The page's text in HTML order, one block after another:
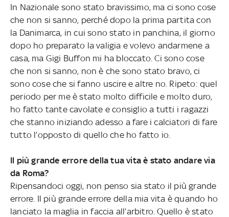
In Nazionale sono stato bravissimo, ma ci sono cose
che non si sanno, perché dopo la prima partita con
la Danimarca, in cui sono stato in panchina, il giorno
dopo ho preparato la valigia e volevo andarmene a
casa, ma Gigi Buffon mi ha bloccato. Ci sono cose
che non si sanno, non è che sono stato bravo, ci
sono cose che si fanno uscire e altre no. Ripeto: quel
periodo per me è stato molto difficile e molto duro,
ho fatto tante cavolate e consiglio a tutti i ragazzi
che stanno iniziando adesso a fare i calciatori di fare
tutto l’opposto di quello che ho fatto io.
Il più grande errore della tua vita è stato andare via
da Roma?
Ripensandoci oggi, non penso sia stato il più grande
errore. Il più grande errore della mia vita è quando ho
lanciato la maglia in faccia all’arbitro. Quello è stato